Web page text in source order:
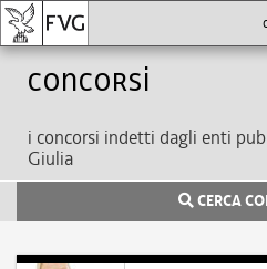
Concorsi
i concorsi indetti dagli enti
Giulia
CERCA